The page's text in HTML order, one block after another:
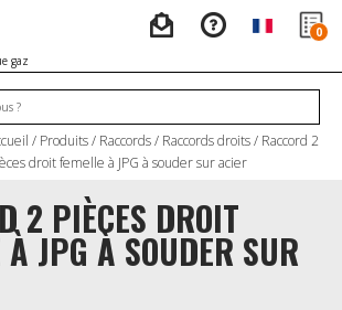
0
gaz
/ Produits/ Raccords/ Raccords droits/ Raccord 2
droit femelle à JPG à souder sur acier
2 PIÈCES DROIT
À JPG À SOUDER SUR